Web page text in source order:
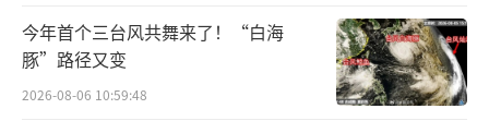
今年首个三台风共舞来了！“白海
豚”路径又变
2026-08-06 10:59:48